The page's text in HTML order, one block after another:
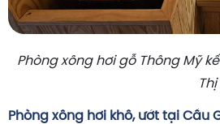
Phòng xông hơi gỗ Thông Mỹ
Phòng xông hơi khô, ướt tại Cầu